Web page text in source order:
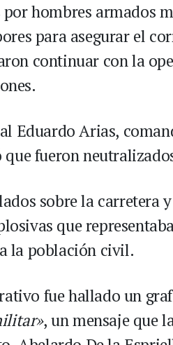
hombres armados
para asegurar el
continuar con la
Eduardo Arias,
fueron
sobre la carretera
que
la población civil.
fue hallado un
, un mensaje que